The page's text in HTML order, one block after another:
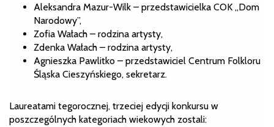
Aleksandra Mazur-Wilk – przedstawicielka COK „Dom
Narodowy”,
Zofia Wałach – rodzina artysty,
Zdenka Wałach – rodzina artysty,
Agnieszka Pawlitko – przedstawiciel Centrum Folkloru
Śląska Cieszyńskiego, sekretarz.
Laureatami tegorocznej, trzeciej edycji konkursu w
poszczególnych kategoriach wiekowych zostali: